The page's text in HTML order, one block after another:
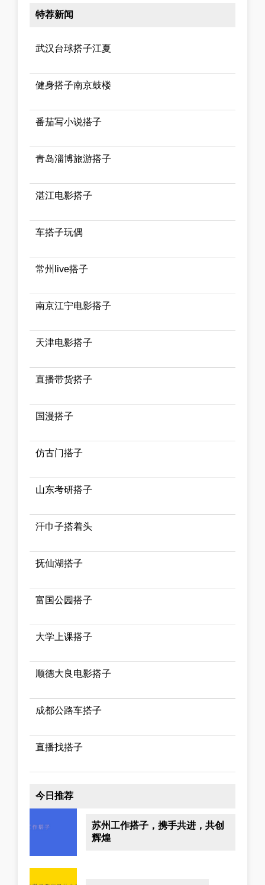
特荐新闻
武汉台球搭子江夏
健身搭子南京鼓楼
番茄写小说搭子
青岛淄博旅游搭子
湛江电影搭子
车搭子玩偶
常州live搭子
南京江宁电影搭子
天津电影搭子
直播带货搭子
国漫搭子
仿古门搭子
山东考研搭子
汗巾子搭着头
抚仙湖搭子
富国公园搭子
大学上课搭子
顺德大良电影搭子
成都公路车搭子
直播找搭子
今日推荐
苏州工作搭子，携手共进，共创
辉煌